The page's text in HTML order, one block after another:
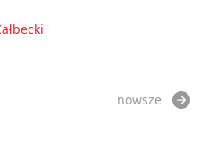
nowsze